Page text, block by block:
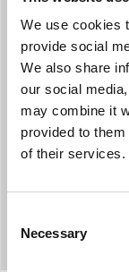
We use cookies
provide social
We also share
our social
may combine it
provided to
of their services.
Selection
Necessary
Descarga de